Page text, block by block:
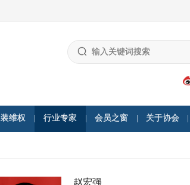
维权 行业专家 会员之窗 关于协会
赵宏强